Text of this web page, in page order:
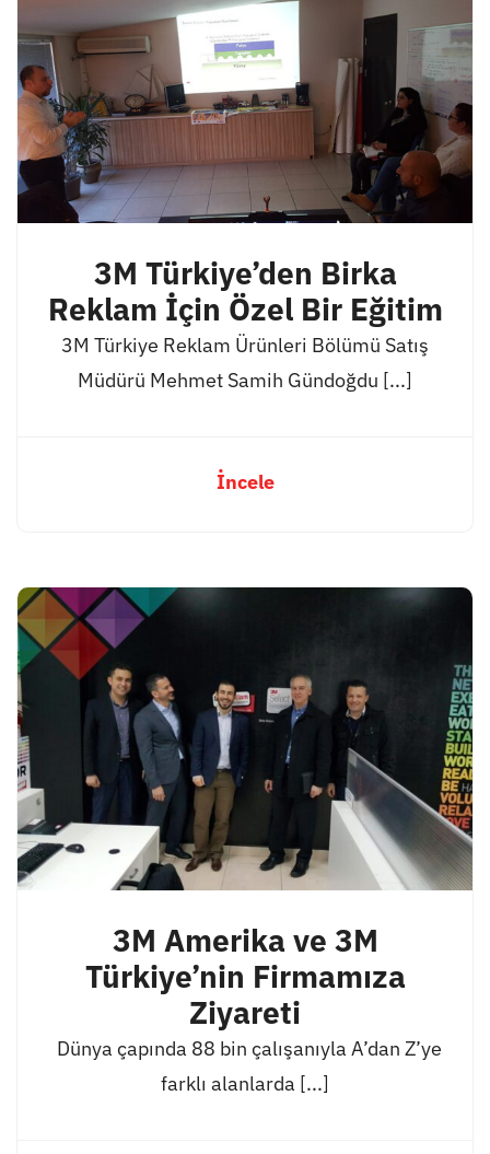
3M Türkiye’den Birka
Reklam İçin Özel Bir Eğitim
3M Türkiye Reklam Ürünleri Bölümü Satış
Müdürü Mehmet Samih Gündoğdu [...]
İncele
3M Amerika ve 3M
Türkiye’nin Firmamıza
Ziyareti
Dünya çapında 88 bin çalışanıyla A’dan Z’ye
farklı alanlarda [...]